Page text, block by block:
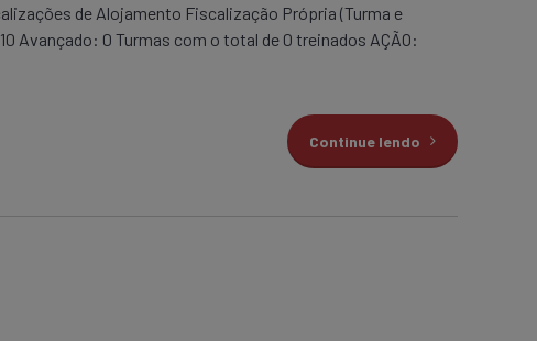
de Alojamento Fiscalização Própria (Turma e
Avançado: 0 Turmas com o total de 0 treinados AÇÃO:
Continue lendo